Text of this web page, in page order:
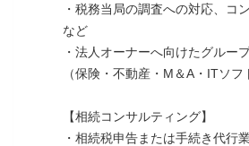
・税務当局の調査への対応、コ
など
・法人オーナーへ向けたグルー
（保険・不動産・М＆A・ITソフ
【相続コンサルティング】
・相続税申告または手続き代行